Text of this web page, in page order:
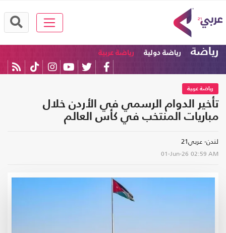
رياضة رياضة دولية رياضة عربية
رياضة عربية
تأخير الدوام الرسمي في الأردن خلال
مباريات المنتخب في كأس العالم
لندن- عربي21
01-Jun-26 02:59 AM